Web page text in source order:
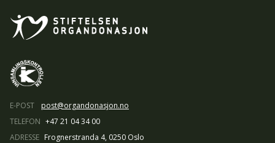
E-POST
post@organdonasjon.no
TELEFON +47 21 04 34 00
ADRESSE Frognerstranda 4, 0250 Oslo